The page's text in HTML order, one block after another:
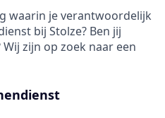
waarin je verantwoordelijk
bij Stolze? Ben jij
zijn op zoek naar een